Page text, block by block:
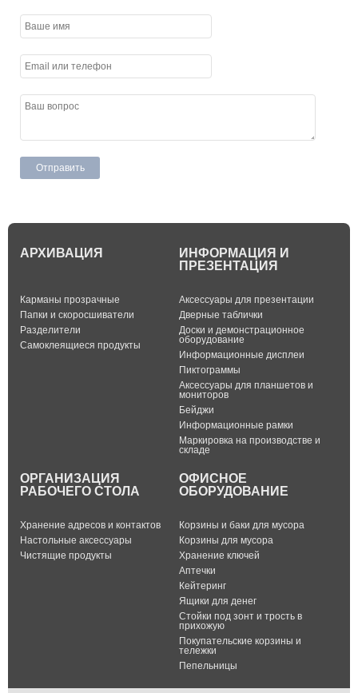
АРХИВАЦИЯ
Карманы прозрачные
Папки и скоросшиватели
Разделители
Самоклеящиеся продукты
ИНФОРМАЦИЯ И
ПРЕЗЕНТАЦИЯ
Аксессуары для презентации
Дверные таблички
Доски и демонстрационное
оборудование
Информационные дисплеи
Пиктограммы
Аксессуары для планшетов и
мониторов
Бейджи
Информационные рамки
Маркировка на производстве и
складе
ОРГАНИЗАЦИЯ
РАБОЧЕГО СТОЛА
Хранение адресов и контактов
Настольные аксессуары
Чистящие продукты
ОФИСНОЕ
ОБОРУДОВАНИЕ
Корзины и баки для мусора
Корзины для мусора
Хранение ключей
Аптечки
Кейтеринг
Ящики для денег
Стойки под зонт и трость в
прихожую
Покупательские корзины и
тележки
Пепельницы